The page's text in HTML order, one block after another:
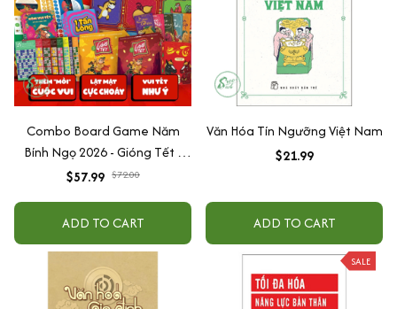
Combo Board Game Năm
Bính Ngọ 2026 - Gióng Tết -
Dành Cho Nhóm Bạn Và Gia
$57.99 $72.00
ADD TO CART
Văn Hóa Tín Ngưỡng Việt Nam
$21.99
ADD TO CART
SALE